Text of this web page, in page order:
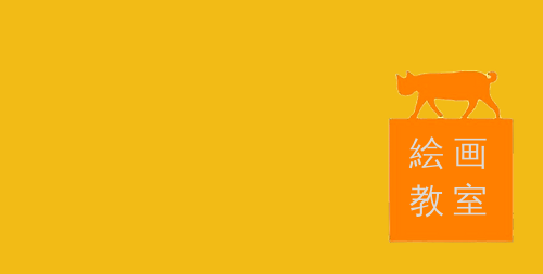
絵画
教室